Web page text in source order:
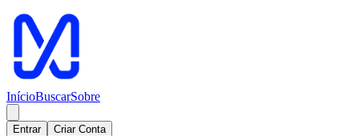
InícioBuscarSobre
Entrar Criar Conta